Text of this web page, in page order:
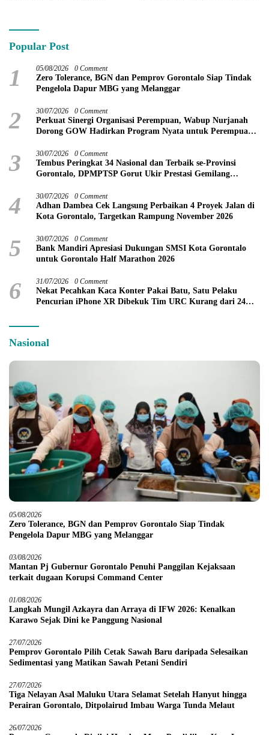
Popular Post
1 05/08/2026 0 Comment
Zero Tolerance, BGN dan Pemprov Gorontalo Siap Tindak
Pengelola Dapur MBG yang Melanggar
2 30/07/2026 0 Comment
Perkuat Sinergi Organisasi Perempuan, Wabup Nurjanah
Dorong GOW Hadirkan Program Nyata untuk Perempuan
3 30/07/2026 0 Comment
Tembus Peringkat 34 Nasional dan Terbaik se-Provinsi
Gorontalo, DPMPTSP Gorut Ukir Prestasi Gemilang
4 30/07/2026 0 Comment
Adhan Dambea Cek Langsung Perbaikan 4 Proyek Jalan di
Kota Gorontalo, Targetkan Rampung November 2026
5 30/07/2026 0 Comment
Bank Mandiri Apresiasi Dukungan SMSI Kota Gorontalo
untuk Gorontalo Half Marathon 2026
6 31/07/2026 0 Comment
Nekat Pecahkan Kaca Konter Pakai Batu, Satu Pelaku
Pencurian iPhone XR Dibekuk Tim URC Kurang dari 24
Nasional
05/08/2026
Zero Tolerance, BGN dan Pemprov Gorontalo Siap Tindak
Pengelola Dapur MBG yang Melanggar
03/08/2026
Mantan Pj Gubernur Gorontalo Penuhi Panggilan Kejaksaan
terkait dugaan Korupsi Command Center
01/08/2026
Langkah Mungil Azkayra dan Arraya di IFW 2026: Kenalkan
Karawo Sejak Dini ke Panggung Nasional
27/07/2026
Pemprov Gorontalo Pilih Cetak Sawah Baru daripada Selesaikan
Sedimentasi yang Matikan Sawah Petani Sendiri
27/07/2026
Tiga Nelayan Asal Maluku Utara Selamat Setelah Hanyut hingga
Perairan Gorontalo, Ditpolairud Imbau Warga Tunda Melaut
26/07/2026